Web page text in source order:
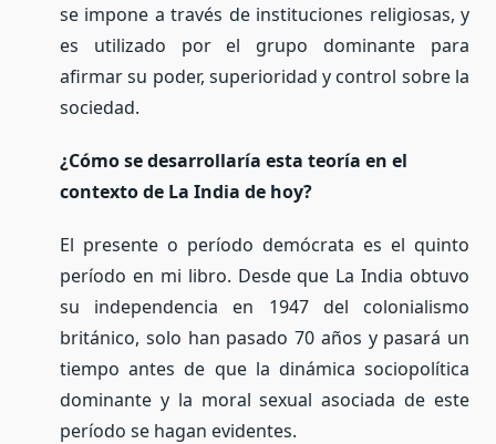
se impone a través de instituciones religiosas, y
es utilizado por el grupo dominante para
afirmar su poder, superioridad y control sobre la
sociedad.
¿Cómo se desarrollaría esta teoría en el
contexto de La India de hoy?
El presente o período demócrata es el quinto
período en mi libro. Desde que La India obtuvo
su independencia en 1947 del colonialismo
británico, solo han pasado 70 años y pasará un
tiempo antes de que la dinámica sociopolítica
dominante y la moral sexual asociada de este
período se hagan evidentes.